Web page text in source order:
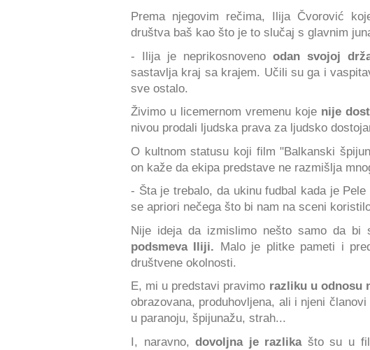
Prema njegovim rečima, Ilija Čvorović
društva baš kao što je to slučaj s glavnim
- Ilija je neprikosnovenoodan svojoj
sastavlja kraj sa krajem. Učili su ga i
sve ostalo.
Živimo u licemernom vremenu koje nije
nivou prodali ljudska prava za ljudsko
O kultnom statusu koji film "Balkanski
on kaže da ekipa predstave ne razmišlja
- Šta je trebalo, da ukinu fudbal kada je
se apriori nečega što bi nam na sceni
Nije ideja da izmislimo nešto samo da
podsmeva Iliji. Malo je plitke pameti i
društvene okolnosti.
E, mi u predstavi pravimo razliku u odnosu
obrazovana, produhovljena, ali i njeni
u paranoju, špijunažu, strah...
I, naravno,dovoljna je razlika što su u